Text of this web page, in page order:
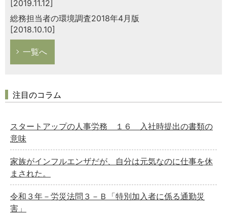
[2019.11.12]
総務担当者の環境調査2018年4月版
[2018.10.10]
一覧へ
注目のコラム
スタートアップの人事労務 １６ 入社時提出の書類の
意味
家族がインフルエンザだが、自分は元気なのに仕事を休
まされた。
令和３年－労災法問３－Ｂ「特別加入者に係る通勤災
害」